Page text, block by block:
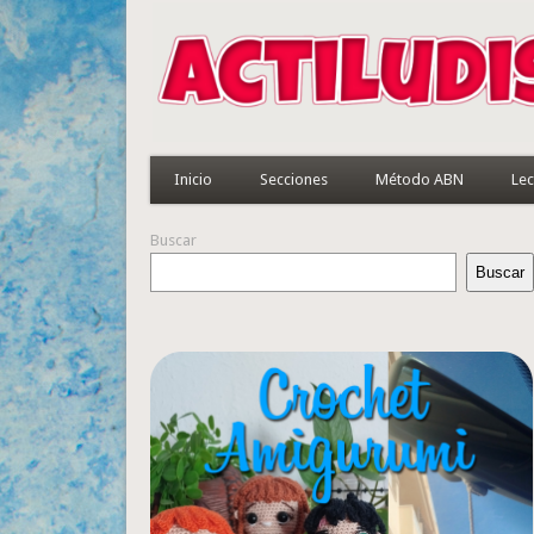
Inicio Secciones Método ABN
Buscar
Buscar